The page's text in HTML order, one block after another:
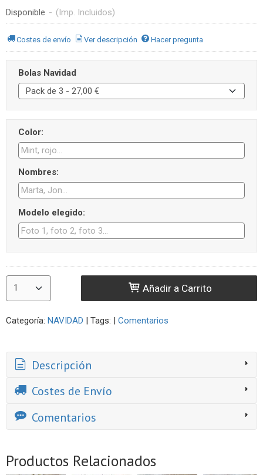
Disponible - (Imp. Incluidos)
Costes de envío Ver descripción Hacer pregunta
Bolas Navidad
Color:
Nombres:
Modelo elegido:
Añadir a Carrito
Categoría: NAVIDAD | Tags: | Comentarios
Descripción
Costes de Envío
Comentarios
Productos Relacionados